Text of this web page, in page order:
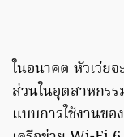
ในอนาคต หัวเว่
ส่วนในอุตสาหกร
แบบการใช้งานข